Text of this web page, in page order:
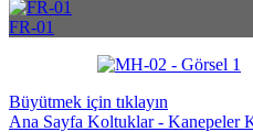
FR-01
Büyütmek için tıklayın
Ana Sayfa Koltuklar - Kanepeler